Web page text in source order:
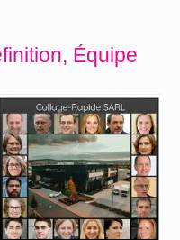
Équipe